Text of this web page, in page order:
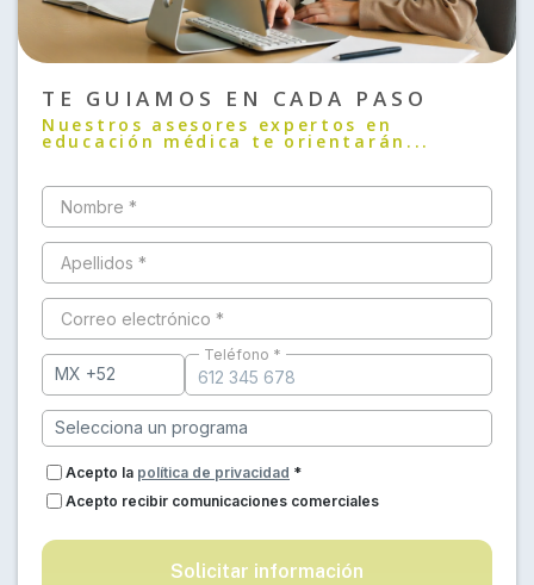
TE GUIAMOS EN CADA PASO
Nuestros asesores expertos en
educación médica te orientarán...
Nombre *
Apellidos *
Correo electrónico *
Teléfono *
Acepto la política de privacidad *
Acepto recibir comunicaciones comerciales
Solicitar información